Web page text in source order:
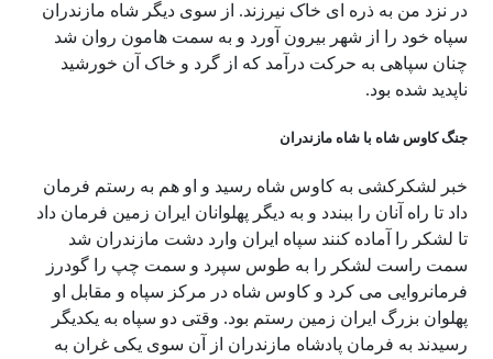
در نزد من به ذره ای خاک نیرزند. از سوی دیگر شاه مازندران
سپاه خود را از شهر بیرون آورد و به سمت هامون روان شد
چنان سپاهی به حرکت درآمد که از گرد و خاک آن خورشید
ناپدید شده بود.
جنگ کاوس شاه با شاه مازندران
خبر لشکرکشی به کاوس شاه رسید و او هم به رستم فرمان
داد تا راه آنان را ببندد و به دیگر پهلوانان ایران زمین فرمان داد
تا لشکر را آماده کنند سپاه ایران وارد دشت مازندران شد
سمت راست لشکر را به طوس سپرد و سمت چپ را گودرز
فرمانروایی می کرد و کاوس شاه در مرکز سپاه و مقابل او
پهلوان بزرگ ایران زمین رستم بود. وقتی دو سپاه به یکدیگر
رسیدند به فرمان پادشاه مازندران از آن سوی یکی غران به